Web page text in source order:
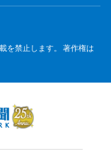
を禁止します。 著作権は